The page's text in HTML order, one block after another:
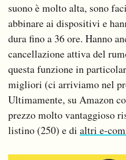
suono è molto alta, sono
abbinare ai dispositivi e
dura fino a 36 ore. Hanno
cancellazione attiva del
questa funzione in
migliori (ci arriviamo nel
Ultimamente, su Amazon
prezzo molto vantaggioso
listino (250) e di altri e-